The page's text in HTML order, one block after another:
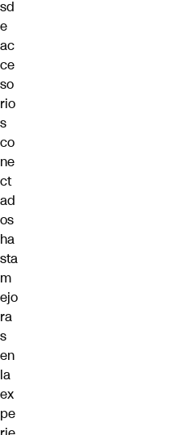
sd
e
ac
ce
so
rio
s
co
ne
ct
ad
os
ha
sta
m
ejo
ra
s
en
la
ex
pe